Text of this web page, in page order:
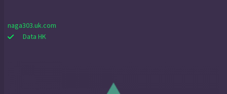
naga303.uk.com
Data HK